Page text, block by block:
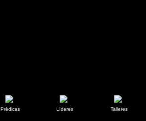
Prédicas Líderes Talleres